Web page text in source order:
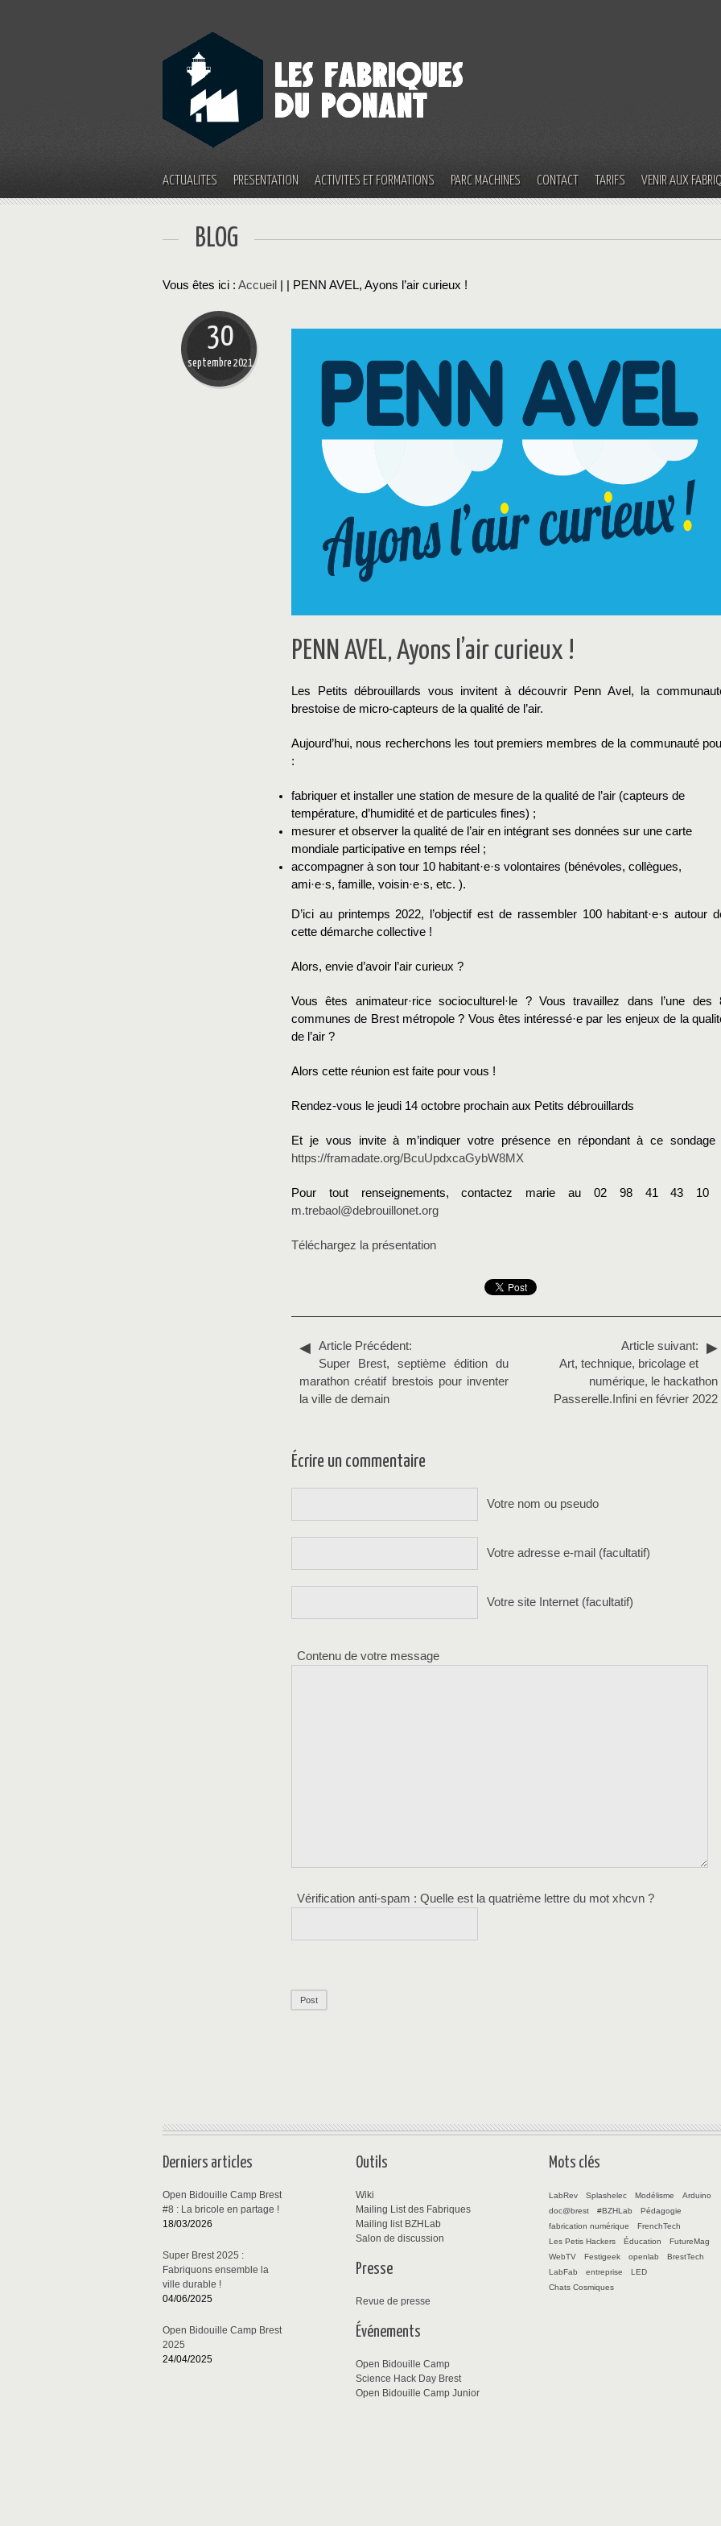
ACTUALITÉS PRÉSENTATION ACTIVITÉS ET FORMATIONS PARC MACHINES CONTACT TARIFS VENIR AUX
BLOG
Vous êtes ici : Accueil | | PENN AVEL, Ayons l’air curieux !
30
septembre 2021
PENN AVEL, Ayons l’air curieux !
Les Petits débrouillards vous invitent à découvrir Penn Avel, la
brestoise de micro-capteurs de la qualité de l’air.
Aujourd’hui, nous recherchons les tout premiers membres de la communauté
:
fabriquer et installer une station de mesure de la qualité de l’air (capteurs de
température, d’humidité et de particules fines) ;
mesurer et observer la qualité de l’air en intégrant ses données sur une carte
mondiale participative en temps réel ;
accompagner à son tour 10 habitant·e·s volontaires (bénévoles, collègues,
ami·e·s, famille, voisin·e·s, etc. ).
D’ici au printemps 2022, l’objectif est de rassembler 100 habitant·e·s autour
cette démarche collective !
Alors, envie d’avoir l’air curieux ?
Vous êtes animateur·rice socioculturel·le ? Vous travaillez dans l’une des
communes de Brest métropole ? Vous êtes intéressé·e par les enjeux de la
de l’air ?
Alors cette réunion est faite pour vous !
Rendez-vous le jeudi 14 octobre prochain aux Petits débrouillards
Et je vous invite à m’indiquer votre présence en répondant à ce sondage
https://framadate.org/BcuUpdxcaGybW8MX
Pour tout renseignements, contactez marie au 02 98 41 43 10
m.trebaol@debrouillonet.org
Téléchargez la présentation
Article Précédent:
Super Brest, septième édition du
marathon créatif brestois pour inventer
la ville de demain
Article suivant:
Art, technique, bricolage et
numérique, le hackathon
Passerelle.Infini en février 2022
Écrire un commentaire
Votre nom ou pseudo
Votre adresse e-mail (facultatif)
Votre site Internet (facultatif)
Contenu de votre message
Vérification anti-spam : Quelle est la quatrième lettre du mot xhcvn ?
Derniers articles
Open Bidouille Camp Brest
#8 : La bricole en partage !
18/03/2026
Super Brest 2025 :
Fabriquons ensemble la
ville durable !
04/06/2025
Open Bidouille Camp Brest
2025
24/04/2025
Outils
Wiki
Mailing List des Fabriques
Mailing list BZHLab
Salon de discussion
Presse
Revue de presse
Événements
Open Bidouille Camp
Science Hack Day Brest
Open Bidouille Camp Junior
Mots clés
LabRev Splashelec Modélisme
Arduino
doc@brest
#BZHLab
Pédagogie
fabrication numérique
FrenchTech
Les Petis Hackers
Éducation
FutureMag
WebTV
Festigeek openlab
BrestTech
LabFab
entreprise
LED
Chats Cosmiques